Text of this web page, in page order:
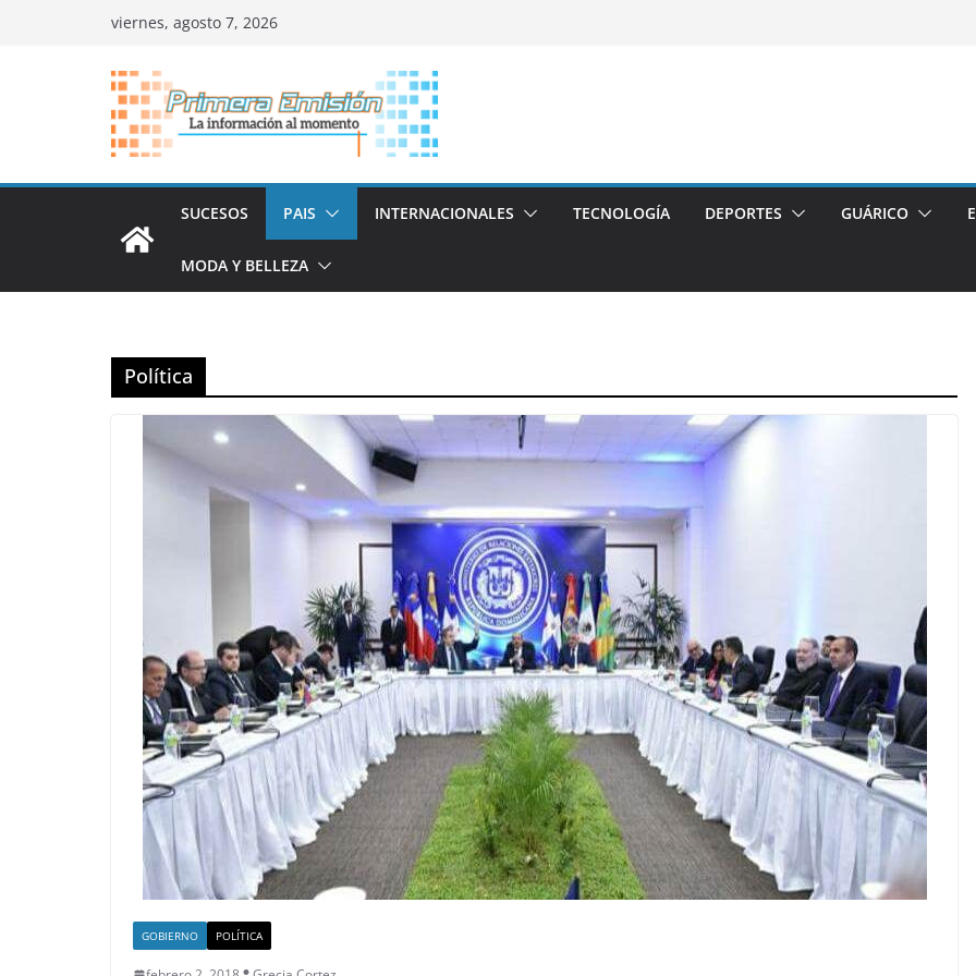
viernes, agosto 7, 2026
SUCESOS PAIS INTERNACIONALES TECNOLOGÍA DEPORTES GUÁRICO
MODA Y BELLEZA
Política
GOBIERNO POLÍTICA
VIAJES
Ibiza las mejores
vacaciones de verano
enero 11, 2023 Sophia